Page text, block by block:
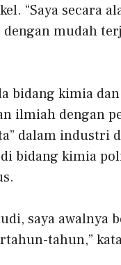
“Saya secara
mudah
bidang kimia
ilmiah dengan
dalam industri
bidang kimia
saya awalnya
tahun,”